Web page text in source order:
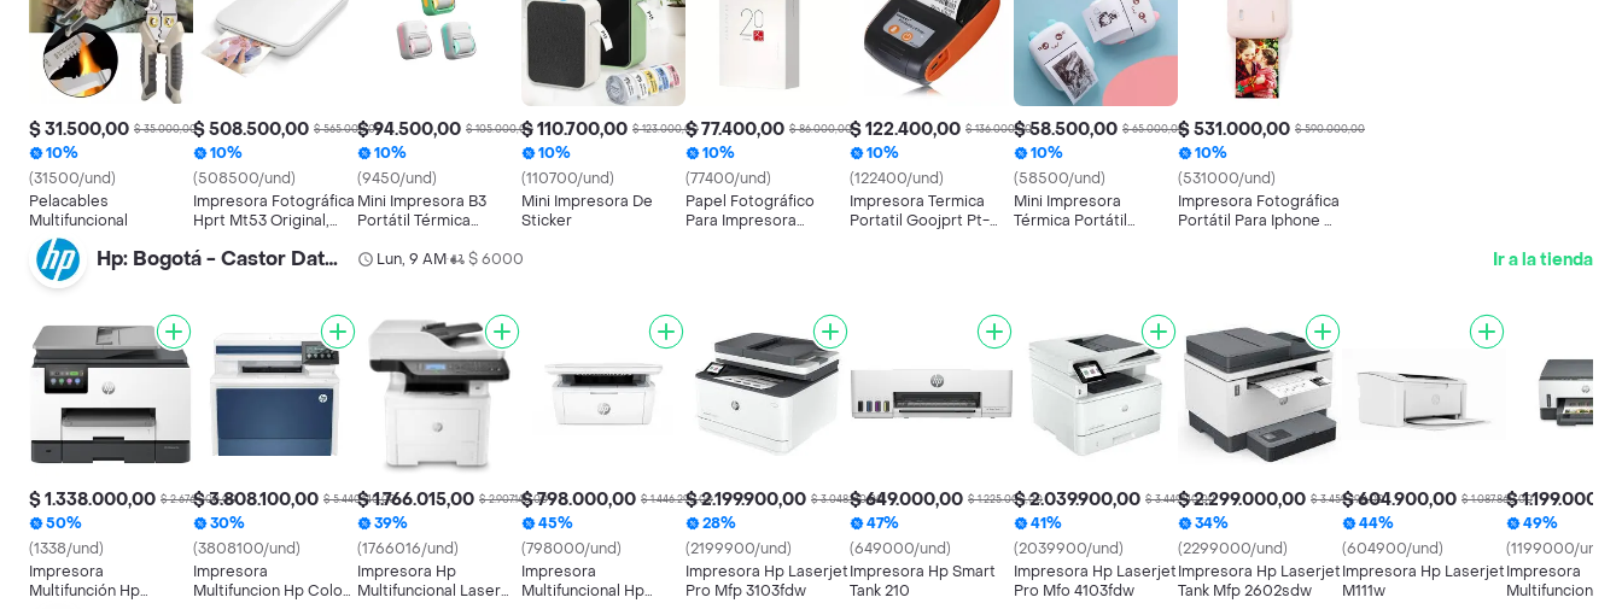
$ 31.500,00 $ 35.000,00
10%
(31500/und)
Pelacables
Multifuncional
$ 508.500,00 $ 565.000,00
10%
(508500/und)
Impresora Fotográfica
Hprt Mt53 Original,
$ 94.500,00 $ 105.000,00
10%
(9450/und)
Mini Impresora B3
Portátil Térmica
Stickers Documentos
$ 110.700,00 $ 123.000,00
10%
(110700/und)
Mini Impresora De
Sticker
$ 77.400,00 $ 86.000,00
10%
(77400/und)
Papel Fotográfico
Para Impresora
$ 122.400,00 $ 136.000,00
10%
(122400/und)
Impresora Termica
Portatil Goojprt Pt-
$ 58.500,00 $ 65.000,00
10%
(58500/und)
Mini Impresora
Térmica Portátil
$ 531.000,00 $ 590.000,00
10%
(531000/und)
Impresora Fotográfica
Portátil Para Iphone Y
Sublimación De Tinte,
10 Hojas Iniciales Hprt
Cp2100
Hp: Bogotá - Castor Data Sas Lun, 9 AM• $ 6000 Ir a la tienda
$ 1.338.000,00 $ 2.676.000,00
50%
(1338/und)
Impresora
Multifunción Hp
$ 3.808.100,00 $ 5.440.140,00
30%
(3808100/und)
Impresora
Multifuncion Hp Color
$ 1.766.015,00 $ 2.907.140,00
39%
(1766016/und)
Impresora Hp
Multifuncional Laser
$ 798.000,00 $ 1.446.290,00
45%
(798000/und)
Impresora
Multifuncional Hp
$ 2.199.900,00 $ 3.048.140,00
28%
(2199900/und)
Impresora Hp Laserjet
Pro Mfp 3103fdw
$ 649.000,00 $ 1.225.000,00
47%
(649000/und)
Impresora Hp Smart
Tank 210
$ 2.039.900,00 $ 3.449.140,00
41%
(2039900/und)
Impresora Hp Laserjet
Pro Mfo 4103fdw
$ 2.299.000,00 $ 3.459.290,00
34%
(2299000/und)
Impresora Hp Laserjet
Tank Mfp 2602sdw
$ 604.900,00 $ 1.087.860,00
44%
(604900/und)
Impresora Hp Laserjet
M111w
$
49%
(1199000/und)
Impresora
Multifuncional